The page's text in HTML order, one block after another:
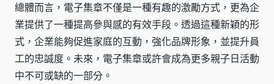
總體而言，電子集章不僅是一種有趣的激勵方式，更為企
業提供了一種提高參與感的有效手段。透過這種新穎的形
式，企業能夠促進家庭的互動，強化品牌形象，並提升員
工的忠誠度。未來，電子集章或許會成為更多親子日活動
中不可或缺的一部分。